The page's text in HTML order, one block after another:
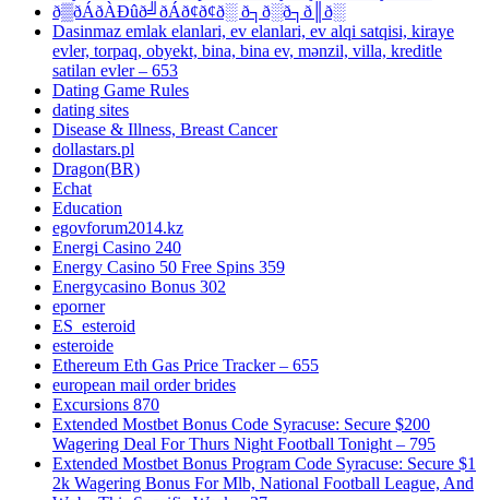
ð▒ðÁðÀÐûð╝ðÁð¢ð¢ð░ ð┐ð░ð┐ð║ð░
Dasinmaz emlak elanlari, ev elanlari, ev alqi satqisi, kiraye
evler, torpaq, obyekt, bina, bina ev, mənzil, villa, kreditle
satilan evler – 653
Dating Game Rules
dating sites
Disease & Illness, Breast Cancer
dollastars.pl
Dragon(BR)
Echat
Education
egovforum2014.kz
Energi Casino 240
Energy Casino 50 Free Spins 359
Energycasino Bonus 302
eporner
ES_esteroid
esteroide
Ethereum Eth Gas Price Tracker – 655
european mail order brides
Excursions 870
Extended Mostbet Bonus Code Syracuse: Secure $200
Wagering Deal For Thurs Night Football Tonight – 795
Extended Mostbet Bonus Program Code Syracuse: Secure $1
2k Wagering Bonus For Mlb, National Football League, And